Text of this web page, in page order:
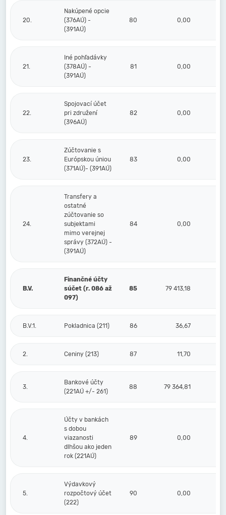
20.
Nakúpené opcie
(376AÚ) -
(391AÚ)
80 0,00
21.
Iné pohľadávky
(378AÚ) -
(391AÚ)
81 0,00
22.
Spojovací účet
pri združení
(396AÚ)
82 0,00
23.
Zúčtovanie s
Európskou úniou
(371AÚ)- (391AÚ)
83 0,00
24.
Transfery a
ostatné
zúčtovanie so
subjektami
mimo verejnej
správy (372AÚ) -
(391AÚ)
84 0,00
B.V.
Finančné účty
súčet (r. 086 až
097)
85 79 413,18
B.V.1. Pokladnica (211) 86 36,67
2. Ceniny (213) 87 11,70
3.
Bankové účty
(221AÚ +/- 261)
88 79 364,81
4.
Účty v bankách
s dobou
viazanosti
dlhšou ako jeden
rok (221AÚ)
89 0,00
5.
Výdavkový
rozpočtový účet
(222)
90 0,00